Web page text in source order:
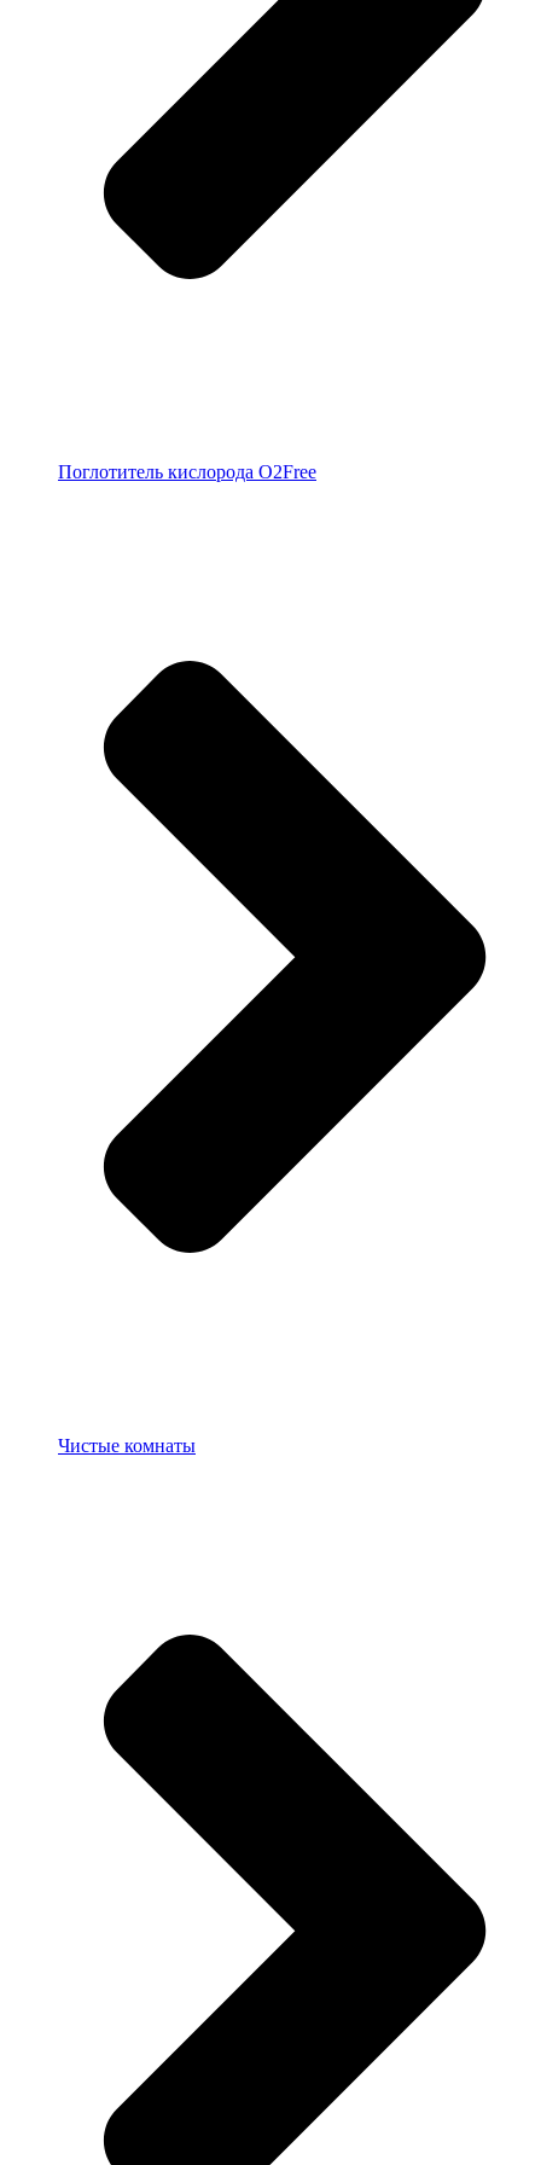
Поглотитель кислорода O2Free
Чистые комнаты